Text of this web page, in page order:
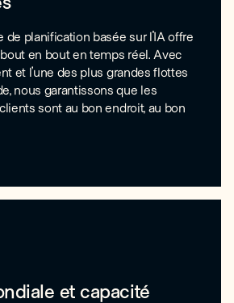
de planification basée sur l'IA offre
en bout en temps réel. Avec
et l’une des plus grandes flottes
nous garantissons que les
sont au bon endroit, au bon
et capacité